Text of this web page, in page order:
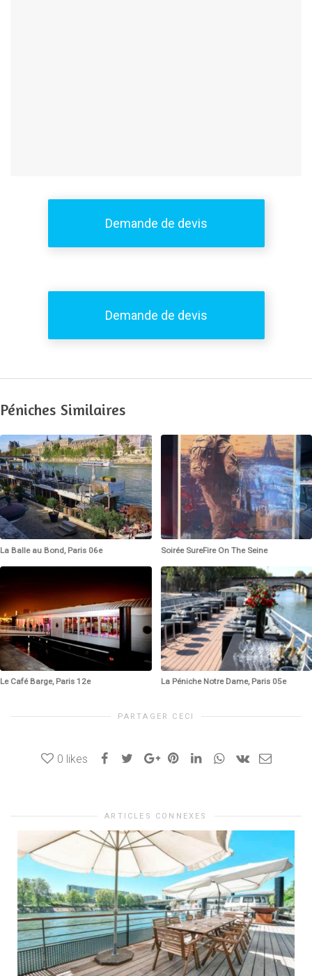
Demande de devis
Demande de devis
Péniches Similaires
La Balle au Bond, Paris 06e Soirée SureFire On The Seine
Le Café Barge, Paris 12e La Péniche Notre Dame, Paris 05e
PARTAGER CECI
0 likes
ARTICLES CONNEXES